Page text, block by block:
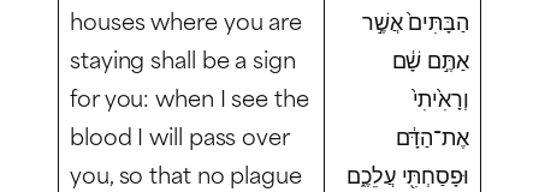
houses where you are
staying shall be a sign
for you: when I see the
blood I will pass over
you, so that no plague
הַבָּתִּים֙ אֲשֶׁ֣ר
אַתֶּ֣ם שָׁ֔ם
וְרָאִ֙יתִי֙
אֶת־הַדָּ֔ם
וּפָסַחְתִּ֖י עֲלֵכֶ֑ם